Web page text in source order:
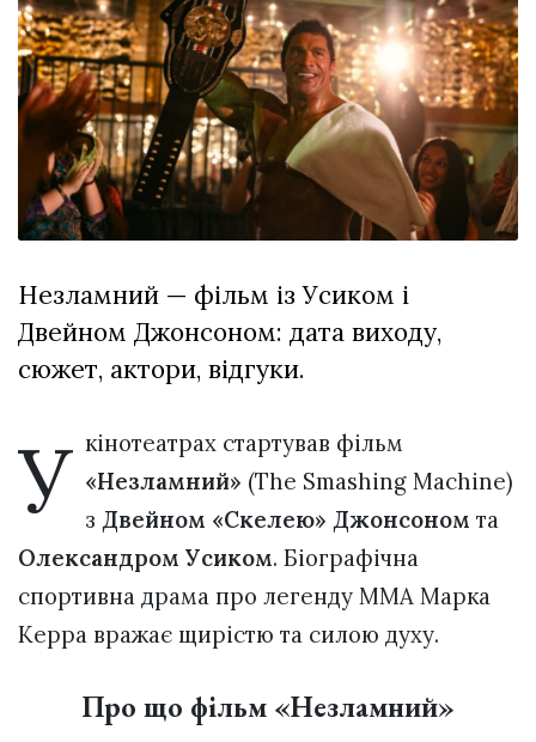
XIX
Спартакіада
VolWe...
29 Липня 2026
581 переглядів
Всі розділи
Персона
Лайф
ZONE 18+
Політика конфіденційності
Незламний — фільм із Усиком і
Двейном Джонсоном: дата виходу,
сюжет, актори, відгуки.
У кінотеатрах стартував фільм
«Незламний» (The Smashing Machine)
зДвейном «Скелею» Джонсономта
Олександром Усиком. Біографічна
спортивна драма про легенду MMA Марка
Керра вражає щирістю та силою духу.
Про що фільм «Незламний»